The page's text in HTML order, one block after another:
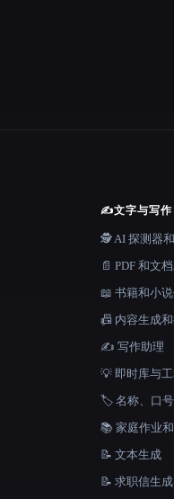
✍️文字与写作
🕵️ AI 探测器
📄 PDF 和文
📖 书籍和小
📠 内容生成
✍️ 写作助理
💡 即时库与
🏷️ 名称、口
📚 家庭作业
📝 文本生成
📝 求职信生